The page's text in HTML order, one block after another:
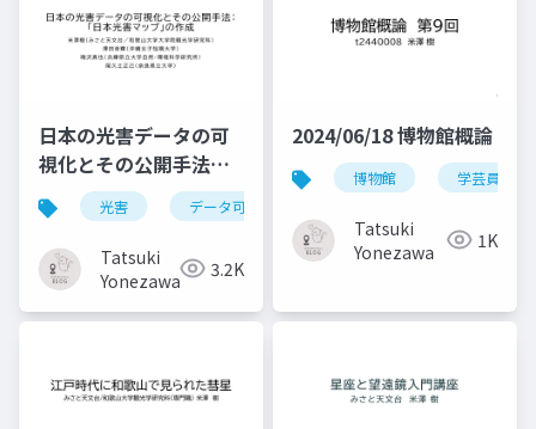
日本の光害データの可
視化とその公開手法：
「日本光害地図」の作
成
光害 データ可視化
Tatsuki
Yonezawa
3.2K
2024/06/18 博物館概論
博物館 学芸員
Tatsuki
Yonezawa
1K